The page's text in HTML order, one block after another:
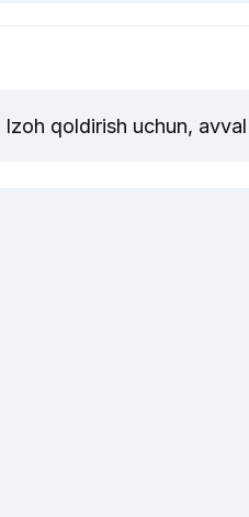
Izoh qoldirish uchun, avval